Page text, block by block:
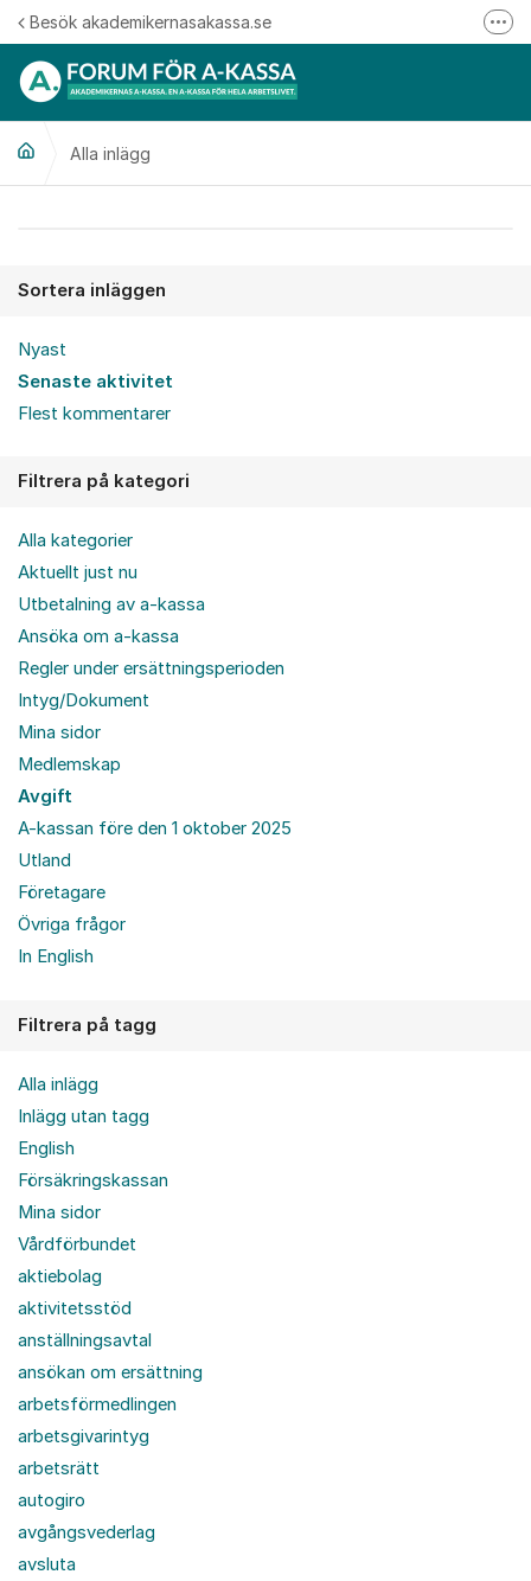
Hoppa till innehåll
Besök akademikernasakassa.se
Alla inlägg
Sortera inläggen
Nyast
Senaste aktivitet
Flest kommentarer
Filtrera på kategori
Alla kategorier
Aktuellt just nu
Utbetalning av a-kassa
Ansöka om a-kassa
Regler under ersättningsperioden
Intyg/Dokument
Mina sidor
Medlemskap
Avgift
A-kassan före den 1 oktober 2025
Utland
Företagare
Övriga frågor
In English
Filtrera på tagg
Alla inlägg
Inlägg utan tagg
English
Försäkringskassan
Mina sidor
Vårdförbundet
aktiebolag
aktivitetsstöd
anställningsavtal
ansökan om ersättning
arbetsförmedlingen
arbetsgivarintyg
arbetsrätt
autogiro
avgångsvederlag
avsluta